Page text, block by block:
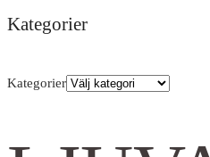
Kategorier
Kategorier